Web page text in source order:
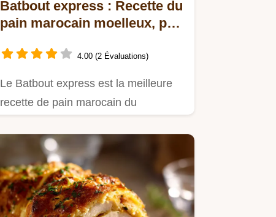
Batbout express : Recette du
pain marocain moelleux, prêt
4.00 (2 Évaluations)
Le Batbout express est la meilleure
recette de pain marocain du